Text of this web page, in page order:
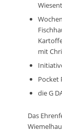
mit
Pocket
die G
Das